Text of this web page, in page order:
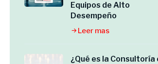
Equipos de Alto
Desempeño
Leer mas
¿Qué es la Consultoría